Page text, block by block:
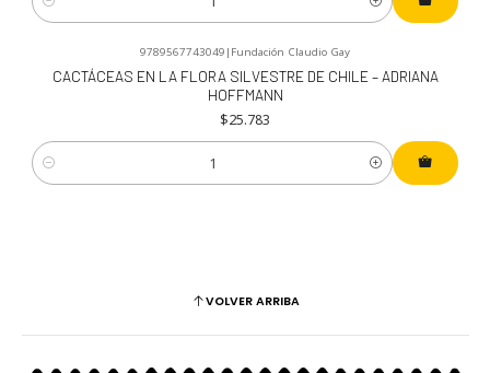
Cantidad
9789567743049 | Fundación Claudio Gay
CACTÁCEAS EN LA FLORA SILVESTRE DE CHILE – ADRIANA
HOFFMANN
$25.783
Cantidad
VOLVER ARRIBA